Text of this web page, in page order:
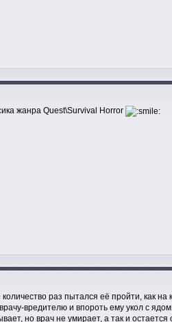
жанра Quest\Survival Horror
раз пытался её пройти, как
вредителю и впороть ему укол с
но врач не умирает, а так и